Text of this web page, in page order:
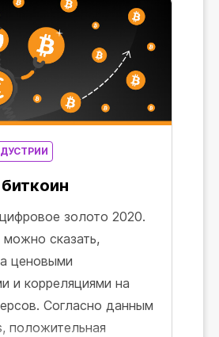
золото 2020.
сказать,
ценовыми
и корреляциями на
Согласно данным
положительная